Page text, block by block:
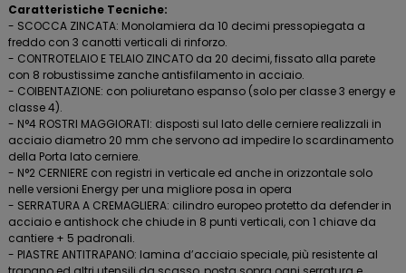
Caratteristiche Tecniche:
- SCOCCA ZINCATA: Monolamiera da 10 decimi pressopiegata a
freddo con 3 canotti verticali di rinforzo.
- CONTROTELAIO E TELAIO ZINCATO da 20 decimi, fissato alla parete
con 8 robustissime zanche antisfilamento in acciaio.
- COIBENTAZIONE: con poliuretano espanso (solo per classe 3 energy e
classe 4).
- N°4 ROSTRI MAGGIORATI: disposti sul lato delle cerniere realizzali in
acciaio diametro 20 mm che servono ad impedire lo scardinamento
della Porta lato cerniere.
- N°2 CERNIERE con registri in verticale ed anche in orizzontale solo
nelle versioni Energy per una migliore posa in opera
- SERRATURA A CREMAGLIERA: cilindro europeo protetto da defender in
acciaio e antishock che chiude in 8 punti verticali, con 1 chiave da
cantiere + 5 padronali.
- PIASTRE ANTITRAPANO: lamina d’acciaio speciale, più resistente al